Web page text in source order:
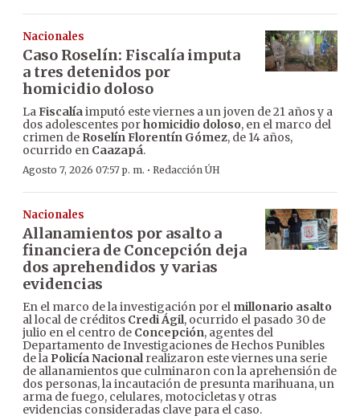
Nacionales
Caso Roselín: Fiscalía imputa
a tres detenidos por
homicidio doloso
LaFiscalíaimputó este viernes a un joven de 21 años y a
dos adolescentes porhomicidio doloso, en el marco del
crimen de Roselín Florentín Gómez, de 14 años,
ocurrido en Caazapá.
Agosto 7, 2026 07:57 p. m. · Redacción ÚH
Nacionales
Allanamientos por asalto a
financiera de Concepción deja
dos aprehendidos y varias
evidencias
En el marco de la investigación por el millonario asalto
al local de créditos Credi Ágil, ocurrido el pasado 30 de
julio en el centro de Concepción, agentes del
Departamento de Investigaciones de Hechos Punibles
de la Policía Nacionalrealizaron este viernes una serie
de allanamientos que culminaron con la aprehensión de
dos personas, la incautación de presunta marihuana, un
arma de fuego, celulares, motocicletas y otras
evidencias consideradas clave para el caso.